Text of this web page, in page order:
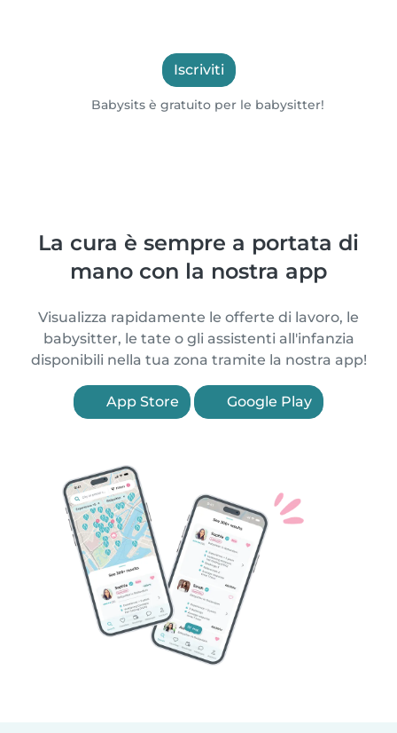
Iscriviti
Babysits è gratuito per le babysitter!
La cura è sempre a portata di
mano con la nostra app
Visualizza rapidamente le offerte di lavoro, le
babysitter, le tate o gli assistenti all'infanzia
disponibili nella tua zona tramite la nostra app!
App Store Google Play